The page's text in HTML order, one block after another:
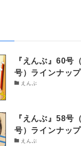
『えんぶ』60号
号）ラインナップ
えんぶ
『えんぶ』58号
号）ラインナップ
えんぶ